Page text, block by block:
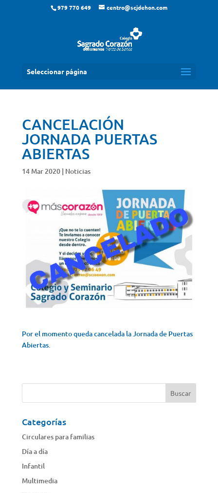
979 770 649 centro@scjdehon.com
Seleccionar página
CANCELACIÓN
JORNADA PUERTAS
ABIERTAS
14 Mar 2020| Noticias
Por el momento queda cancelada la Jornada de Puertas
Abiertas.
Categorías
Circulares para familias
Día a día
Infantil
Multimedia